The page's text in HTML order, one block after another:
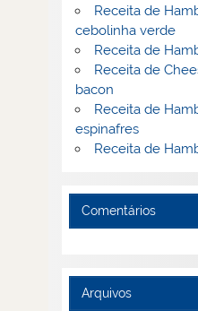
Receita de
cebolinha verde
Receita de
Receita de
bacon
Receita de
espinafres
Receita de
Comentários
Arquivos